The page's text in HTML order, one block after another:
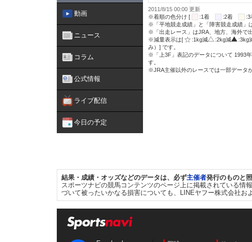
動画
ニュース
コラム
公式情報
ライブ配信
今日の予定
2011/8/15 00:00 更新
※着順の色分け [
:1着 :2着
:3
※「平地競走成績」と「障害競走成績」
※「出走レース」はJRA、地方、海外で
※減量表示は[
:1kg減 :2kg減 :3kg
み）] です。
※「上3F」表記のデータについて 1993
す。
※JRA主催以外のレースでは一部データ
結果・成績・オッズなどのデータは、必ず主催者発行のものと
スポーツナビの競馬コンテンツのページ上に掲載されている情
づいて被ったいかなる損害についても、LINEヤフー株式会社お